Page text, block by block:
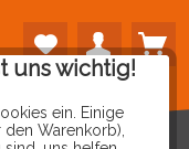
uns wichtig!
ein. Einige
Warenkorb),